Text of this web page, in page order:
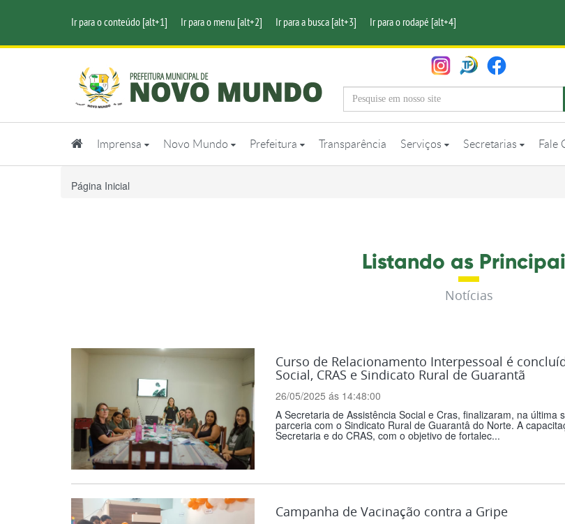
Ir para o conteúdo [alt+1] Ir para o menu [alt+2] Ir para a busca [alt+3] Ir para o rodapé [alt+4]
Imprensa Novo Mundo Prefeitura Transparência Serviços Secretarias Fale
Página Inicial
Listando as
Notícias
Curso de Relacionamento Interpessoal é
Social, CRAS e Sindicato Rural de Guarantã
26/05/2025 ás 14:48:00
A Secretaria de Assistência Social e Cras, finalizaram, na
parceria com o Sindicato Rural de Guarantâ do Norte. A
Secretaria e do CRAS, com o objetivo de fortalec...
Campanha de Vacinação contra a Gripe